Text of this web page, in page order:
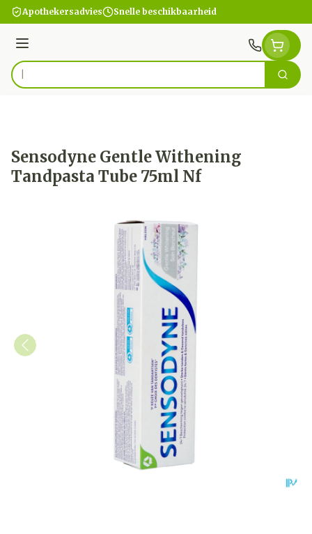
Ga naar de inhoud
Apothekersadvies Snelle beschikbaarheid
Menu
Product, merk, categorie... Zoek
Sensodyne Gentle Withening
Tandpasta Tube 75ml Nf